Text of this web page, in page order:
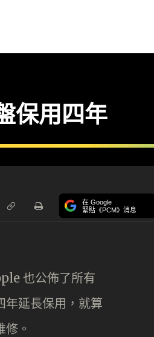
保用四年
在 Google
緊貼《PCM》消息
也公佈了所有
延長保用，就算
。